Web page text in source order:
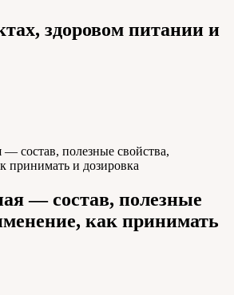
здоровом питании и
— состав, полезные свойства,
принимать и дозировка
— состав, полезные
как принимать